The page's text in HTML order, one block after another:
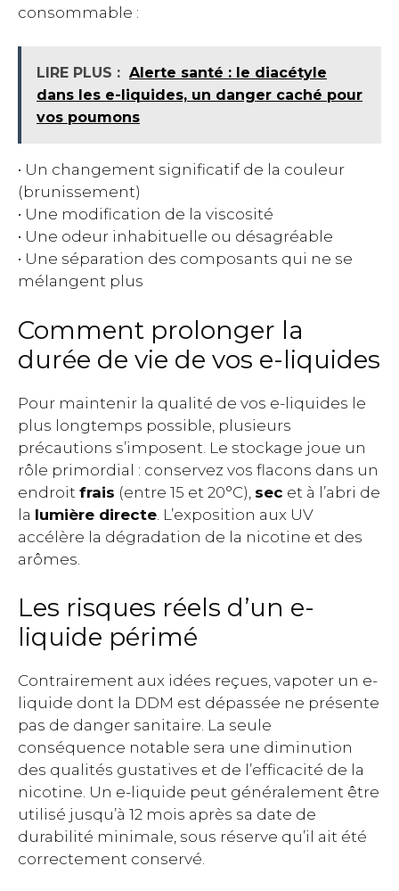
consommable :
LIRE PLUS : Alerte santé : le diacétyle
dans les e-liquides, un danger caché pour
vos poumons
• Un changement significatif de la couleur
(brunissement)
• Une modification de la viscosité
• Une odeur inhabituelle ou désagréable
• Une séparation des composants qui ne se
mélangent plus
Comment prolonger la
durée de vie de vos e-liquides
Pour maintenir la qualité de vos e-liquides le
plus longtemps possible, plusieurs
précautions s’imposent. Le stockage joue un
rôle primordial : conservez vos flacons dans un
endroit frais (entre 15 et 20°C), sec et à l’abri de
la lumière directe . L’exposition aux UV
accélère la dégradation de la nicotine et des
arômes.
Les risques réels d’un e-
liquide périmé
Contrairement aux idées reçues, vapoter un e-
liquide dont la DDM est dépassée ne présente
pas de danger sanitaire. La seule
conséquence notable sera une diminution
des qualités gustatives et de l’efficacité de la
nicotine. Un e-liquide peut généralement être
utilisé jusqu’à 12 mois après sa date de
durabilité minimale, sous réserve qu’il ait été
correctement conservé.